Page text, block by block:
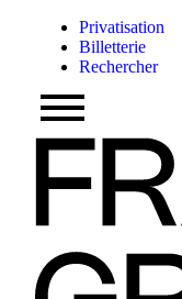
Privatisation
Billetterie
Rechercher